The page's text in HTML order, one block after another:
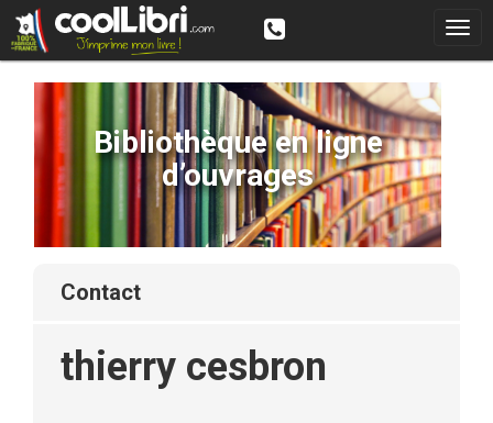
Bibliothèque en ligne
d’ouvrages
contact
thierry cesbron